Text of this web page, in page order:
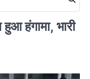
हुआ हंगामा, भारी